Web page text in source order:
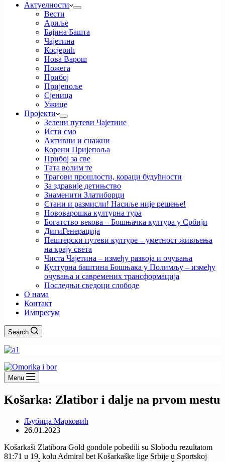
Актуелности
Вести
Ариље
Бајина Башта
Чајетина
Косјерић
Нова Варош
Пожега
Прибој
Пријепоље
Сјеница
Ужице
Пројекти
Зелени путеви Чајетине
Исти смо
Активни и снажни
Корени Пријепоља
Прибој за све
Тата волим те
Трагови прошлости, кораци будућности
За здравије детињство
Знаменити Златиборци
Стани и размисли! Насиље није решење!
Нововарошка културна тура
Богатство векова – Бошњачка култура у Србији
ДигиГенерација
Пештерски путеви културе – уметност живљења
на крају света
Чиста Чајетина – између развоја и очувања
Културна баштина Бошњака у Полимљу – између
очувања и савремених трансформација
Последњи сведоци слободе
О нама
Контакт
Импресум
Search
Menu
Košarka: Zlatibor i dalje na prvom mestu
Љубица Марковић
26.01.2023
Košarkaši Zlatibora Gold gondole pobedili su Slobodu rezultatom
81:71 u 19. kolu Admiral bet Košarkaške lige Srbije u Sportskoj